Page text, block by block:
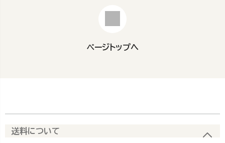
ページトップへ
送料について